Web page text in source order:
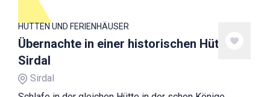
HÜTTEN UND FERIENHÄUSER
Übernachte in einer historischen Hütte in
Sirdal
Sirdal